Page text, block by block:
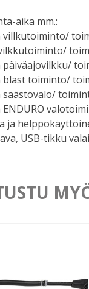
aika mm.:
villkutoiminto/
päiväajovilkku/
blast toiminto/
säästövalo/
ENDURO
ja
USB-tikku